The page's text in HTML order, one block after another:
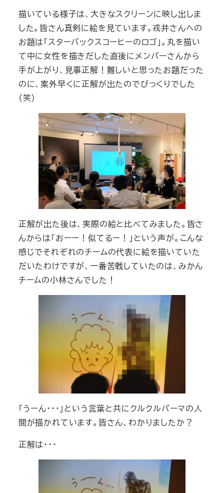
描いている様子は、大きなスクリーンに映し出しま
した。皆さん真剣に絵を見ています。戎井さんへの
お題は「スターバックスコーヒーのロゴ」。丸を描い
て中に女性を描きだした直後にメンバーさんから
手が上がり、見事正解！難しいと思ったお題だった
のに、案外早くに正解が出たのでびっくりでした
（笑）
正解が出た後は、実際の絵と比べてみました。皆さ
んからは「おーー！似てるー！」という声が。こんな
感じでそれぞれのチームの代表に絵を描いていた
だいたわけですが、一番苦戦していたのは、みかん
チームの小林さんでした！
「うーん･･･」という言葉と共にクルクルパーマの人
間が描かれています。皆さん、わかりましたか？
正解は･･･